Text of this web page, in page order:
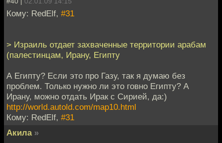
Кому: RedElf, #31
> Израиль отдает захваченные территории арабам
(палестинцам, Ирану, Египту
А Египту? Если это про Газу, так я думаю без
проблем. Только нужно ли это говно Египту? А
Ирану, можно отдать Ирак с Сирией, да:)
http://world.autold.com/map10.html
Кому: RedElf, #31
Акила »